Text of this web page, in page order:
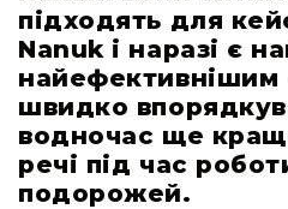
для
кришки
панелі
Запасні
частини
підходять для
Nanuk і наразі є
найефективнішим
швидко
водночас ще
речі під час
подорожей.